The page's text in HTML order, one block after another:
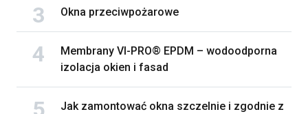
Okna przeciwpożarowe
Membrany VI-PRO® EPDM – wodoodporna
izolacja okien i fasad
Jak zamontować okna szczelnie i zgodnie z